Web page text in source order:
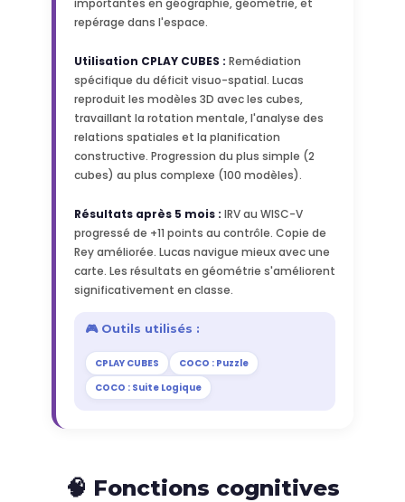
repérage dans l'espace.
Utilisation CPLAY CUBES : Remédiation
spécifique du déficit visuo-spatial. Lucas
reproduit les modèles 3D avec les cubes,
travaillant la rotation mentale, l'analyse des
relations spatiales et la planification
constructive. Progression du plus simple (2
cubes) au plus complexe (100 modèles).
Résultats après 5 mois : IRV au WISC-V
progressé de +11 points au contrôle. Copie de
Rey améliorée. Lucas navigue mieux avec une
carte. Les résultats en géométrie s'améliorent
significativement en classe.
🎮 Outils utilisés :
CPLAY CUBES
COCO : Puzzle
COCO : Suite Logique
🧠 Fonctions cognitives